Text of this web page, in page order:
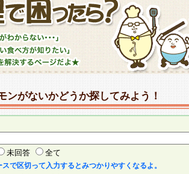
ンがないかどうか探してみよう！
未回答 全て
で区切って入力するとみつかりやすくなるよ。